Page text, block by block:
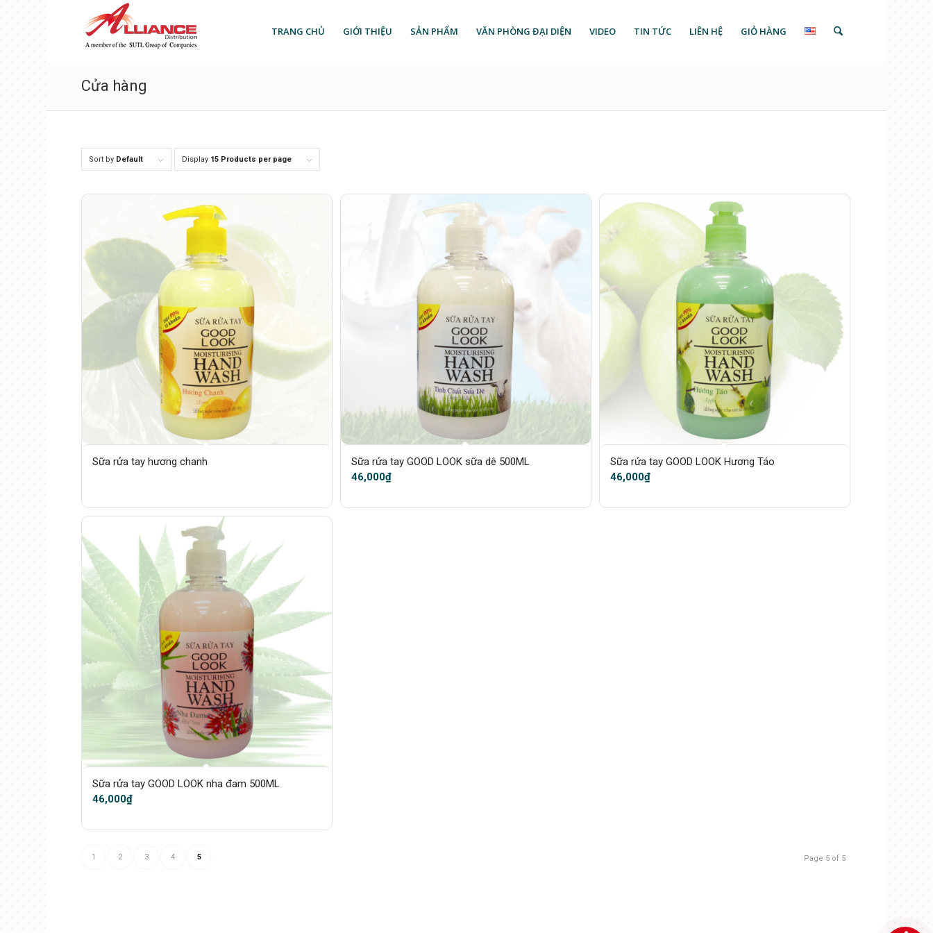
TRANG CHỦ GIỚI THIỆU SẢN PHẨM VĂN PHÒNG ĐẠI DIỆN VIDEO TIN TỨC LIÊN HỆ GIỎ HÀNG
Cửa hàng
Sort by Default Display 15 Products per page
Sữa rửa tay hương chanh
Sữa rửa tay GOOD LOOK sữa dê 500ML
46,000₫
Sữa rửa tay GOOD LOOK Hương Táo
46,000₫
Sữa rửa tay GOOD LOOK nha đam 500ML
46,000₫
Page 5 of 5
1 2 3 4 5